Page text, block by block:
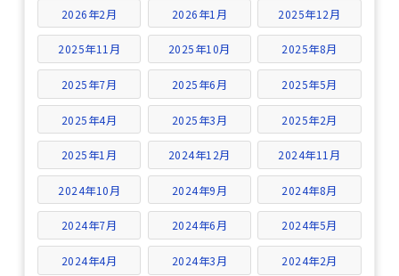
2026年2月 2026年1月 2025年12月
2025年11月 2025年10月 2025年8月
2025年7月 2025年6月 2025年5月
2025年4月 2025年3月 2025年2月
2025年1月 2024年12月 2024年11月
2024年10月 2024年9月 2024年8月
2024年7月 2024年6月 2024年5月
2024年4月 2024年3月 2024年2月